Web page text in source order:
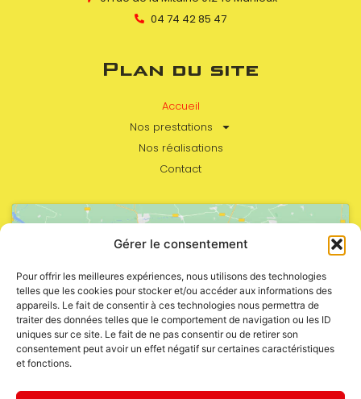
Gérer le consentement
Pour offrir les meilleures expériences, nous utilisons des technologies
telles que les cookies pour stocker et/ou accéder aux informations des
appareils. Le fait de consentir à ces technologies nous permettra de
traiter des données telles que le comportement de navigation ou les ID
uniques sur ce site. Le fait de ne pas consentir ou de retirer son
consentement peut avoir un effet négatif sur certaines caractéristiques
et fonctions.
04 74 42 85 47
Plan du site
Accueil
Nos prestations
Nos réalisations
Contact
Cliquez pour accepter les cookies
marketing et activer ce contenu